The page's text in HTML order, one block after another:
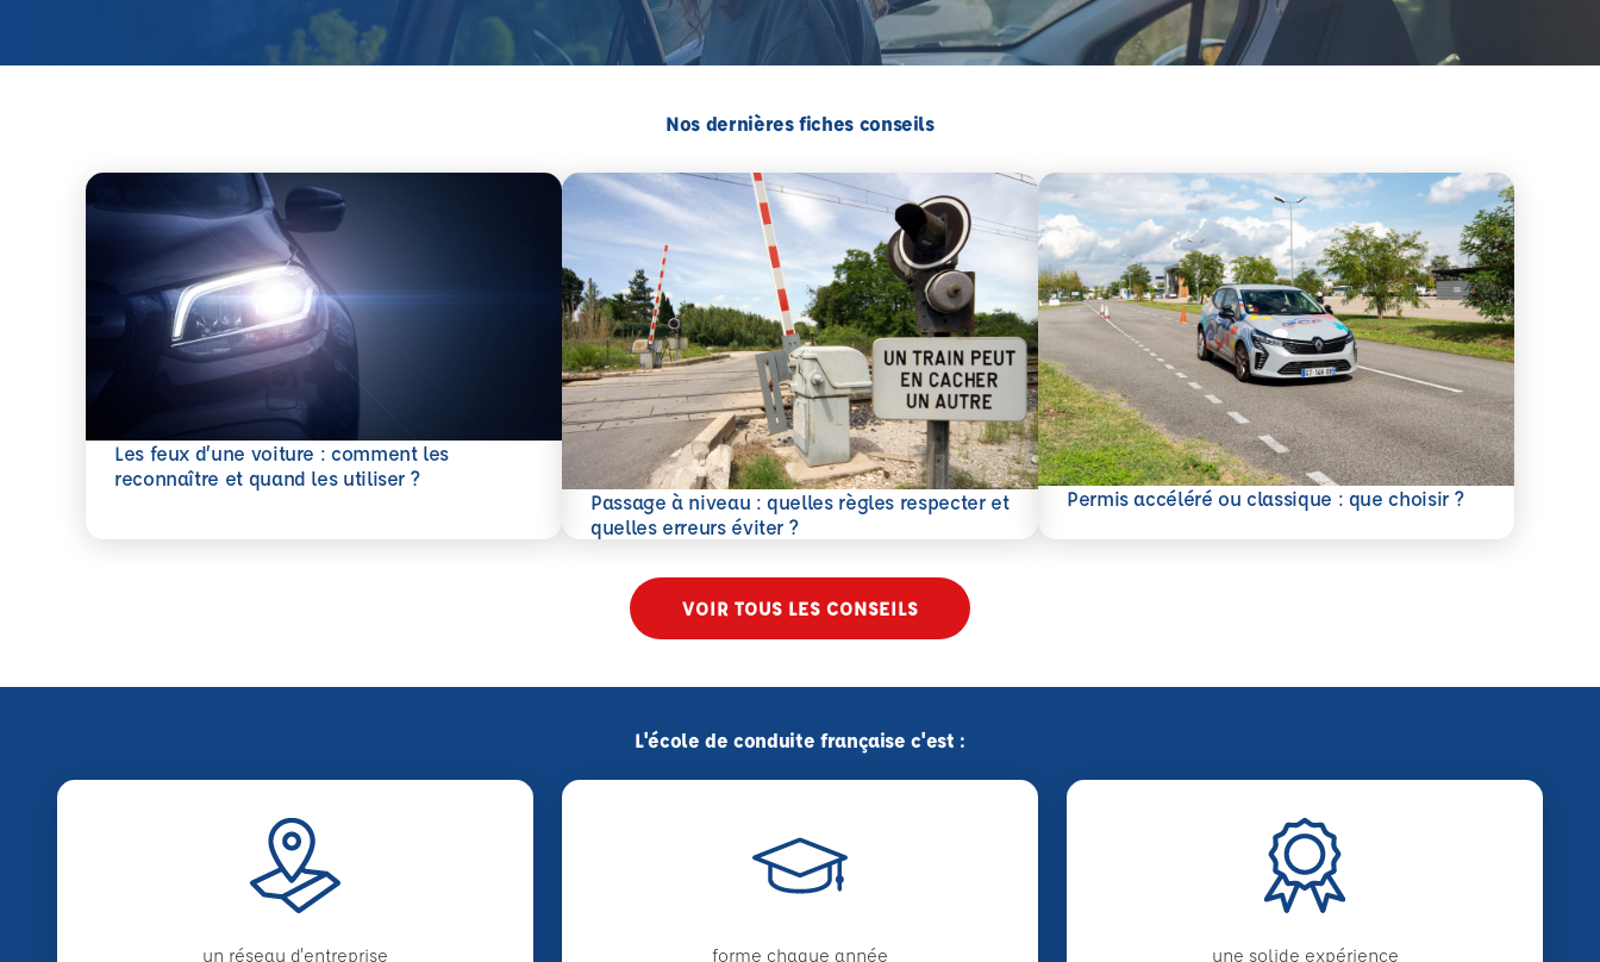
Nos dernières fiches conseils
Les feux d’une voiture : comment les
reconnaître et quand les utiliser ?
En savoir plus
Passage à niveau : quelles règles respecter et
quelles erreurs éviter ?
En savoir plus
Permis accéléré ou classique : que choisir ?
En savoir plus
VOIR TOUS LES CONSEILS
L'école de conduite française c'est :
un réseau d'entreprise forme chaque année une solide expérience